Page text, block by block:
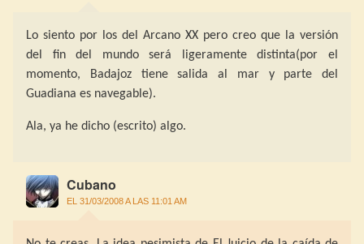
Lo siento por los del Arcano XX pero creo que la versión
del fin del mundo será ligeramente distinta(por el
momento, Badajoz tiene salida al mar y parte del
Guadiana es navegable).
Ala, ya he dicho (escrito) algo.
Cubano
EL 31/03/2008 A LAS 11:01 AM